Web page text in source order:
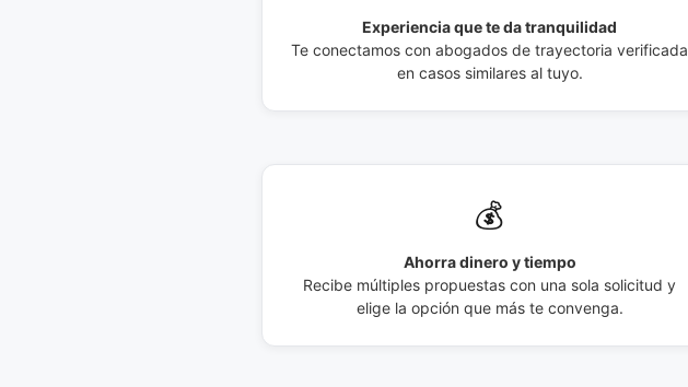
Experiencia que te da tranquilidad
Te conectamos con abogados de trayectoria verificada
en casos similares al tuyo.
💰
Ahorra dinero y tiempo
Recibe múltiples propuestas con una sola solicitud y
elige la opción que más te convenga.